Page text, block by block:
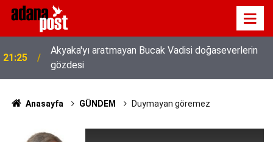
21:25
Akyaka'yı aratmayan Bucak Vadisi doğaseverlerin
gözdesi
Anasayfa GÜNDEM Duymayan göremez